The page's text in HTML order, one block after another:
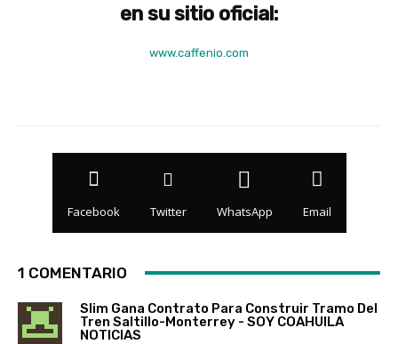
en su sitio oficial:
www.caffenio.com
Facebook Twitter WhatsApp Email
1 COMENTARIO
Slim Gana Contrato Para Construir Tramo Del
Tren Saltillo-Monterrey - SOY COAHUILA
NOTICIAS